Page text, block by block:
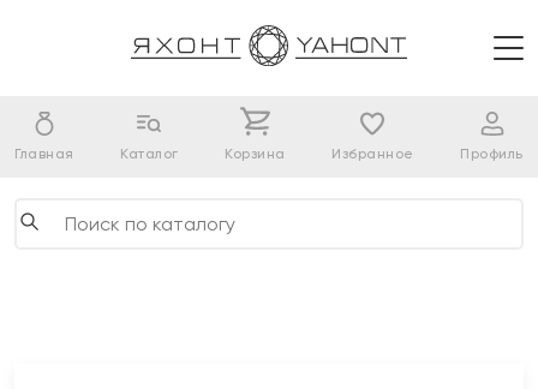
Главная Каталог Корзина Избранное Профиль